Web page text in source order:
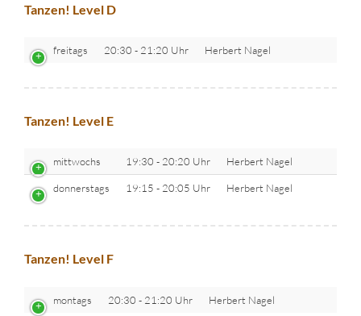
Tanzen! Level D
freitags 20:30 - 21:20 Uhr Herbert Nagel
Tanzen! Level E
mittwochs 19:30 - 20:20 Uhr Herbert Nagel
donnerstags 19:15 - 20:05 Uhr Herbert Nagel
Tanzen! Level F
montags 20:30 - 21:20 Uhr Herbert Nagel